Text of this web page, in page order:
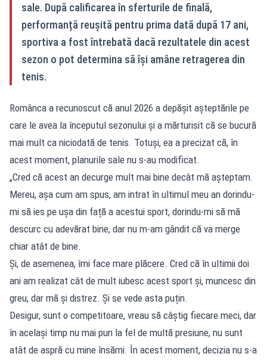
sale. După calificarea în sferturile de finală,
performanță reușită pentru prima dată după 17 ani,
sportiva a fost întrebată dacă rezultatele din acest
sezon o pot determina să își amâne retragerea din
tenis.
Românca a recunoscut că anul 2026 a depășit așteptările pe
care le avea la începutul sezonului și a mărturisit că se bucură
mai mult ca niciodată de tenis. Totuși, ea a precizat că, în
acest moment, planurile sale nu s-au modificat.
„Cred că acest an decurge mult mai bine decât mă așteptam.
Mereu, așa cum am spus, am intrat în ultimul meu an dorindu-
mi să ies pe ușa din față a acestui sport, dorindu-mi să mă
descurc cu adevărat bine, dar nu m-am gândit că va merge
chiar atât de bine.
Și, de asemenea, îmi face mare plăcere. Cred că în ultimii doi
ani am realizat cât de mult iubesc acest sport și, muncesc din
greu, dar mă și distrez. Și se vede asta puțin.
Desigur, sunt o competitoare, vreau să câștig fiecare meci, dar
în același timp nu mai pun la fel de multă presiune, nu sunt
atât de aspră cu mine însămi. În acest moment, decizia nu s-a